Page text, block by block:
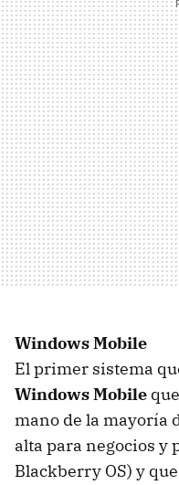
Windows Mobile
El primer sistema
Windows Mobile
mano de la mayoría
alta para negocios y
Blackberry OS) y